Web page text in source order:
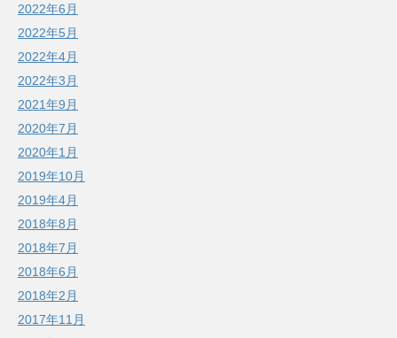
2022年6月
2022年5月
2022年4月
2022年3月
2021年9月
2020年7月
2020年1月
2019年10月
2019年4月
2018年8月
2018年7月
2018年6月
2018年2月
2017年11月